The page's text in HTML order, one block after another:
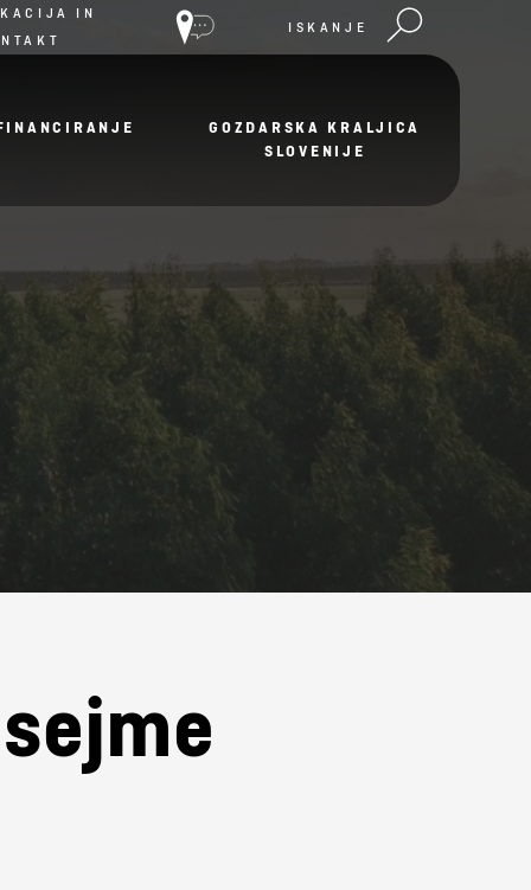
IN
ISKANJE
GOZDARSKA KRALJICA
SLOVENIJE